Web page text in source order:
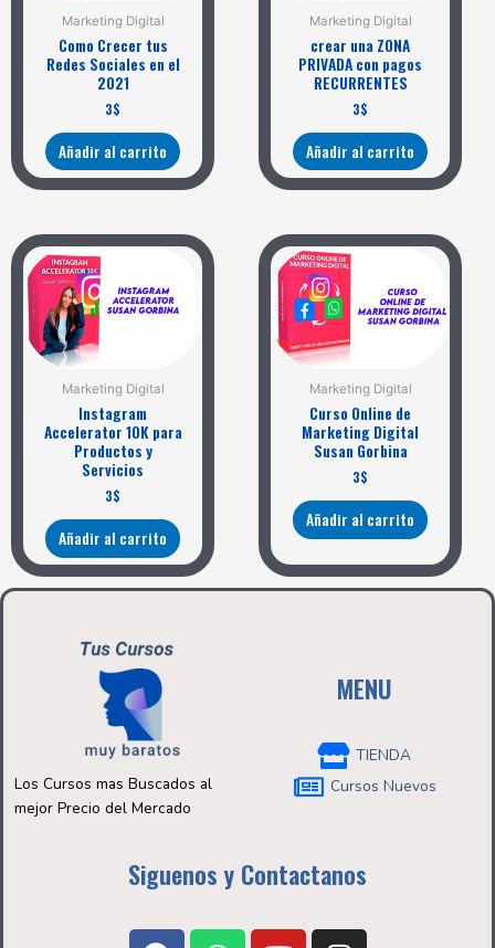
Marketing Digital
Como Crecer tus
Redes Sociales en el
2021
3$
Añadir al carrito
Marketing Digital
crear una ZONA
PRIVADA con pagos
RECURRENTES
3$
Añadir al carrito
Marketing Digital
Instagram
Accelerator 10K para
Productos y
Servicios
3$
Añadir al carrito
Marketing Digital
Curso Online de
Marketing Digital
Susan Gorbina
3$
Añadir al carrito
Los Cursos mas Buscados al
mejor Precio del Mercado
MENU
TIENDA
Cursos Nuevos
Siguenos y Contactanos
F W Y I